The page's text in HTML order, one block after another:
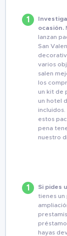
ocasión.
lanzan
San
varios
salen
los
un kit de
un hotel
estos
pena
nuestro
Si pides
tienes un
hayas